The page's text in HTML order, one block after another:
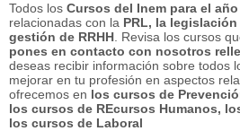
Todos los Cursos del Inem para el año
relacionadas con la PRL, la
gestión de RRHH . Revisa los cursos
pones en contacto con nosotros
deseas recibir información sobre todos
mejorar en tu profesión en aspectos
ofrecemos en los cursos de
los cursos de REcursos Humanos,
los cursos de Laboral